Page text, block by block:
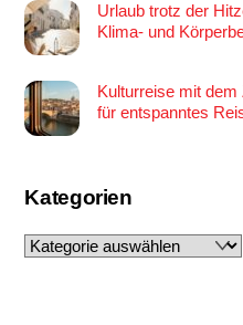
Urlaub trotz der
Klima- und
Kulturreise mit
für entspanntes
Kategorien
Kategorien